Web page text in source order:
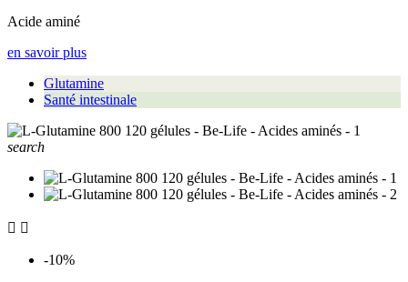
Acide aminé
en savoir plus
Glutamine
Santé intestinale
search
 
-10%